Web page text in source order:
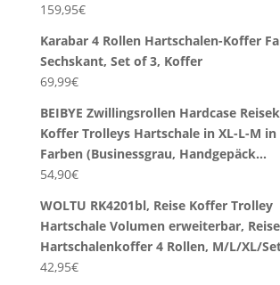
159,95€
Karabar 4 Rollen Hartschalen-Koffer
Sechskant, Set of 3, Koffer
69,99€
BEIBYE Zwillingsrollen Hardcase
Koffer Trolleys Hartschale in XL-L-M in
Farben (Businessgrau, Handgepäck…
54,90€
WOLTU RK4201bl, Reise Koffer Trolley
Hartschale Volumen erweiterbar,
Hartschalenkoffer 4 Rollen, M/L/XL/
42,95€